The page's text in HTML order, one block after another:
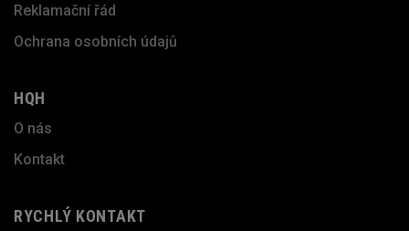
Reklamační řád
Ochrana osobních údajů
HQH
O nás
Kontakt
RYCHLÝ KONTAKT